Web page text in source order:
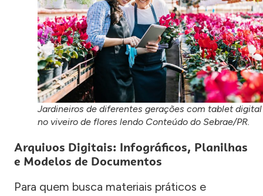
Jardineiros de diferentes gerações com tablet digital
no viveiro de flores lendo Conteúdo do Sebrae/PR.
Arquivos Digitais: Infográficos, Planilhas
e Modelos de Documentos
Para quem busca materiais práticos e